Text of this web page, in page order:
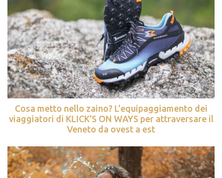
Cosa metto nello zaino? L’equipaggiamento dei
viaggiatori di KLICK’S ON WAYS per attraversare il
Veneto da ovest a est